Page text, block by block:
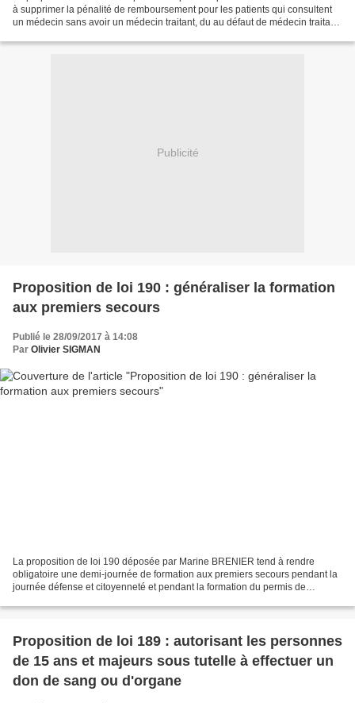
à supprimer la pénalité de remboursement pour les patients qui consultent
un médecin sans avoir un médecin traitant, du au défaut de médecin traitant
Publicité
Proposition de loi 190 : généraliser la formation
aux premiers secours
Publié le 28/09/2017 à 14:08
Par Olivier SIGMAN
La proposition de loi 190 déposée par Marine BRENIER tend à rendre
obligatoire une demi-journée de formation aux premiers secours pendant la
journée défense et citoyenneté et pendant la formation du permis de
Proposition de loi 189 : autorisant les personnes
de 15 ans et majeurs sous tutelle à effectuer un
don de sang ou d'organe